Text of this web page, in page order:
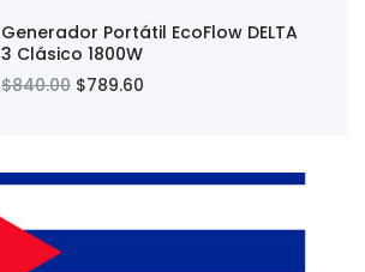
Generador Portátil EcoFlow DELTA
3 Clásico 1800W
$840.00 $789.60